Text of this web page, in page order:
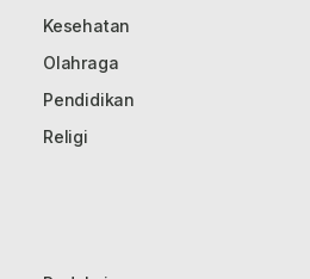
Kesehatan
Olahraga
Pendidikan
Religi